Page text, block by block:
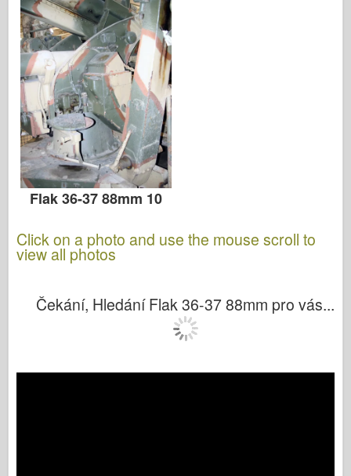
Soupravy
Flak 36-37 88mm 10
Click on a photo and use the mouse scroll to
view all photos
Čekání, Hledání Flak 36-37 88mm pro vás...